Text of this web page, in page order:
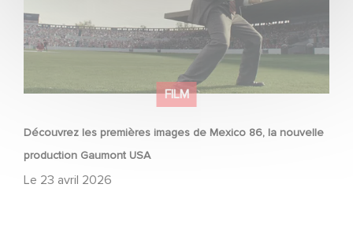
FILM
Découvrez les premières images de Mexico 86, la nouvelle
production Gaumont USA
Le 23 avril 2026